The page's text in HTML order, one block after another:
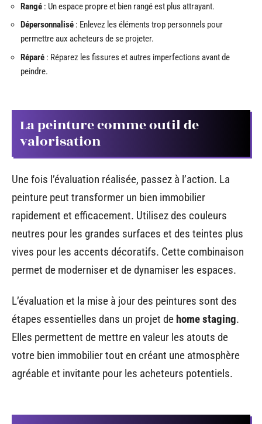
Rangé : Un espace propre et bien rangé est plus attrayant.
Dépersonnalisé : Enlevez les éléments trop personnels pour
permettre aux acheteurs de se projeter.
Réparé : Réparez les fissures et autres imperfections avant de
peindre.
La peinture comme outil de
valorisation
Une fois l’évaluation réalisée, passez à l’action. La
peinture peut transformer un bien immobilier
rapidement et efficacement. Utilisez des couleurs
neutres pour les grandes surfaces et des teintes plus
vives pour les accents décoratifs. Cette combinaison
permet de moderniser et de dynamiser les espaces.
L’évaluation et la mise à jour des peintures sont des
étapes essentielles dans un projet de home staging.
Elles permettent de mettre en valeur les atouts de
votre bien immobilier tout en créant une atmosphère
agréable et invitante pour les acheteurs potentiels.